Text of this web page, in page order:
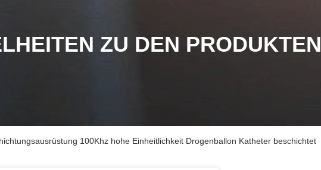
ZU DEN PRODUKTEN
100Khz hohe Einheitlichkeit Drogenballon Katheter beschichtet